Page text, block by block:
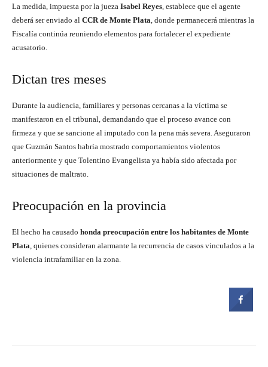
La medida, impuesta por la jueza Isabel Reyes, establece que el agente
deberá ser enviado al CCR de Monte Plata, donde permanecerá mientras la
Fiscalía continúa reuniendo elementos para fortalecer el expediente
acusatorio.
Dictan tres meses
Durante la audiencia, familiares y personas cercanas a la víctima se
manifestaron en el tribunal, demandando que el proceso avance con
firmeza y que se sancione al imputado con la pena más severa. Aseguraron
que Guzmán Santos habría mostrado comportamientos violentos
anteriormente y que Tolentino Evangelista ya había sido afectada por
situaciones de maltrato.
Preocupación en la provincia
El hecho ha causado honda preocupación entre los habitantes de Monte
Plata, quienes consideran alarmante la recurrencia de casos vinculados a la
violencia intrafamiliar en la zona.